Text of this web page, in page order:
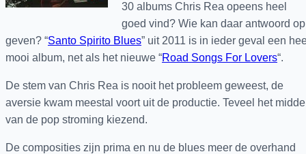
30 albums Chris Rea opeens heel
goed vind? Wie kan daar antwoord op
geven? “Santo Spirito Blues” uit 2011 is in ieder geval een
mooi album, net als het nieuwe “Road Songs For Lovers“.
De stem van Chris Rea is nooit het probleem geweest, de
aversie kwam meestal voort uit de productie. Teveel het
van de pop stroming kiezend.
De composities zijn prima en nu de blues meer de overhand